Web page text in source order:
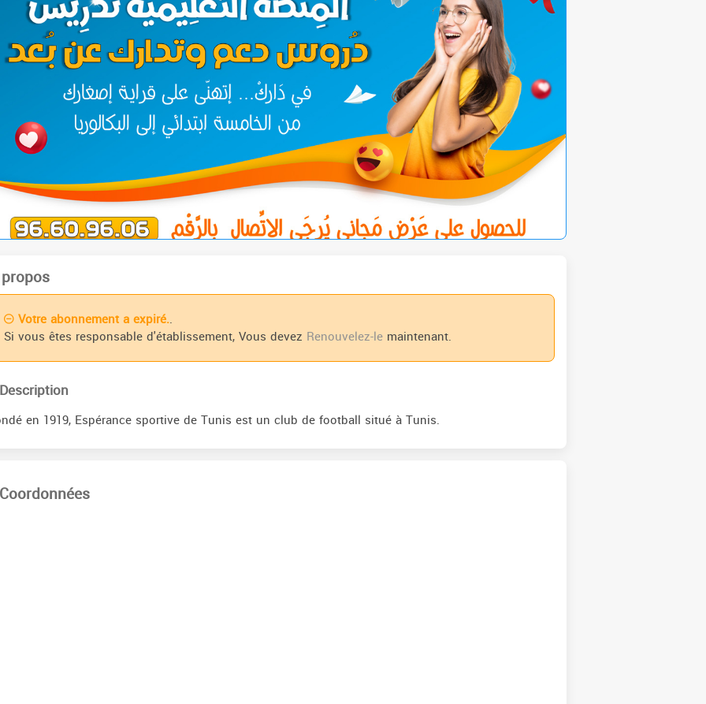
Votre abonnement a expiré..
Si vous êtes responsable d'établissement, Vous devez Renouvelez-le maintenant.
Description
en 1919, Espérance sportive de Tunis est un club de football situé à Tunis.
Coordonnées